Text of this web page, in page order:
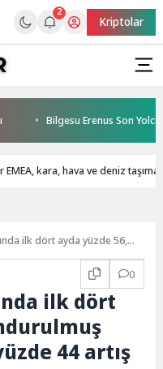
2
Kriptolar
Bilgesu Erenus Son
EMEA, kara, hava ve deniz
ilk dört ayda yüzde 56,
0
ilk dört
44 artış